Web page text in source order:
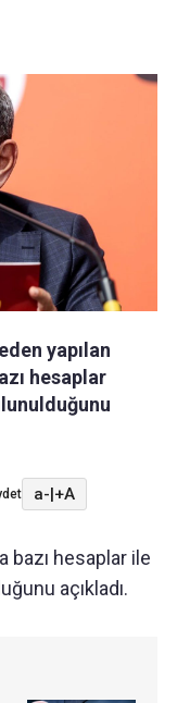
yapılan
hesaplar
a-|+A
bazı hesaplar ile
açıkladı.